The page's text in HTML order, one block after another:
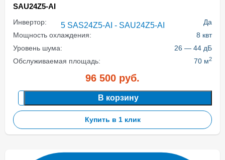
SAU24Z5-AI
Инвертор:
Да
Мощность охлаждения:
8 квт
Уровень шума:
26 — 44 дБ
Обслуживаемая площадь:
70 м2
96 500 руб.
В корзину
Купить в 1 клик